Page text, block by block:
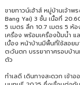
ขายทาวน์เฮ้าส์ หมู่บ้านเจ้าพ
Bang Yai) 3 ชั้น เนื้อที่
5 เมตร ลึก 10.7 เมตร 5 ห้
เครื่อง พร้อมเครื่องปั้มน้ำ แ
เบื้อง หน้าบ้านมีพื้นที่ใช้สอย
ตะวันตก บรรยากาศรอบบ้า
ตัว
ทำเลดี เดินทางสะดวก เข้า